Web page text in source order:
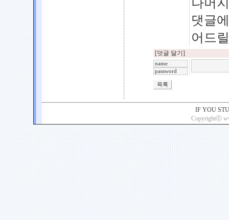
댓글
어드
[덧글 달기]
IF YOU
Copyrightⓒ